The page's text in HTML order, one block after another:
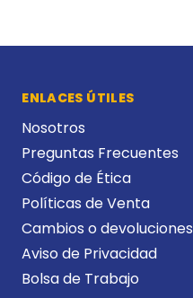
ENLACES ÚTILES
Nosotros
Preguntas Frecuentes
Código de Ética
Políticas de Venta
Cambios o devoluciones
Aviso de Privacidad
Bolsa de Trabajo